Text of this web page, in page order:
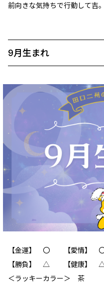
前向きな気持ちで行動して吉
9月生まれ
【金運】 〇 【愛情】
【勝負】 △ 【健康】
＜ラッキーカラー＞ 茶